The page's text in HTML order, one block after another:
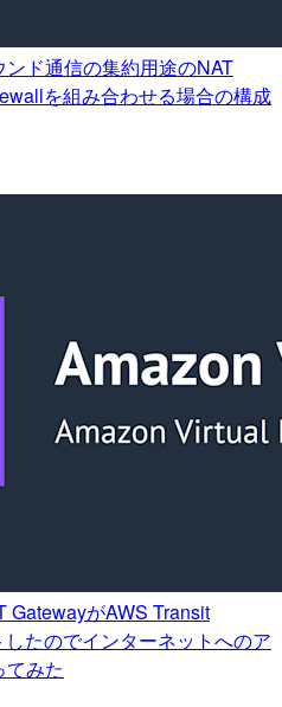
ド通信の集約用途のNAT
を組み合わせる場合の構成
GatewayがAWS Transit
たのでインターネットへのア
みた